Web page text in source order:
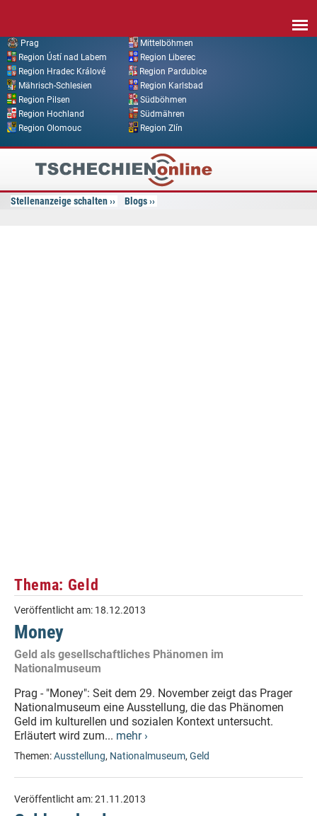
Prag
Mittelböhmen
Region Ústí nad Labem
Region Liberec
Region Hradec Králové
Region Pardubice
Mährisch-Schlesien
Region Karlsbad
Region Pilsen
Südböhmen
Region Hochland
Südmähren
Region Olomouc
Region Zlín
Tschechien
Online
Stellenanzeige schalten Blogs
Thema: Geld
Veröffentlicht am: 18.12.2013
Money
Geld als gesellschaftliches Phänomen im
Nationalmuseum
Prag - "Money": Seit dem 29. November zeigt das Prager
Nationalmuseum eine Ausstellung, die das Phänomen
Geld im kulturellen und sozialen Kontext untersucht.
Erläutert wird zum... mehr ›
Themen:Ausstellung, Nationalmuseum, Geld
Veröffentlicht am:21.11.2013